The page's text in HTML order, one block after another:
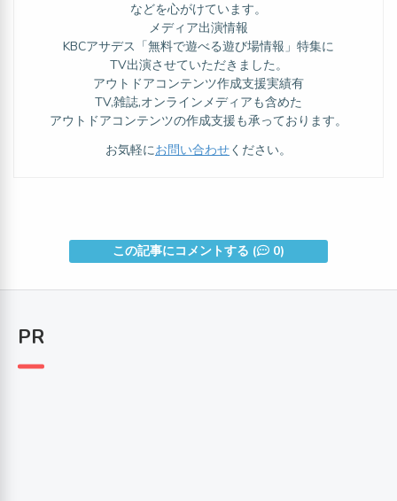
などを心がけています。
メディア出演情報
KBCアサデス「無料で遊べる遊び場情報」特集に
TV出演させていただきました。
アウトドアコンテンツ作成支援実績有
TV,雑誌,オンラインメディアも含めた
アウトドアコンテンツの作成支援も承っております。
お気軽にお問い合わせください。
この記事にコメントする ( 0)
PR